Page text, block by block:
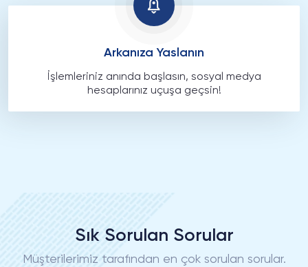
Arkanıza Yaslanın
İşlemleriniz anında başlasın, sosyal medya
hesaplarınız uçuşa geçsin!
Sık Sorulan Sorular
Müşterilerimiz tarafından en çok sorulan sorular.